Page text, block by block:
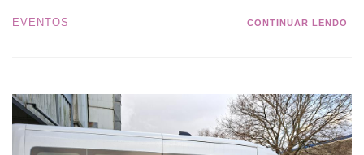
EVENTOS CONTINUAR LENDO